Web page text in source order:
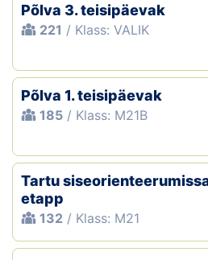
Põlva 3. teisipäevak
221 / Klass: VALIK
Põlva 1. teisipäevak
185 / Klass: M21B
Tartu
etapp
132 / Klass: M21